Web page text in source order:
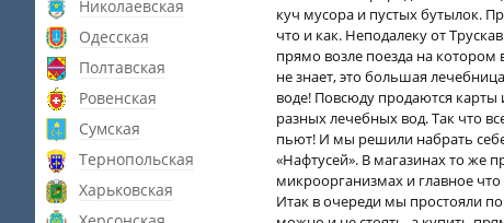
Николаевская
Одесская
Полтавская
Ровенская
Сумская
Тернопольская
Харьковская
куч мусора и пустых бутылок.
что и как. Неподалеку от
прямо возле поезда на котором
не знает, это большая
воде! Повсюду продаются карты
разных лечебных вод. Так что
пьют! И мы решили набрать
«Нафтусей». В магазинах то же
микроорганизмах и главное что
Итак в очереди мы простояли